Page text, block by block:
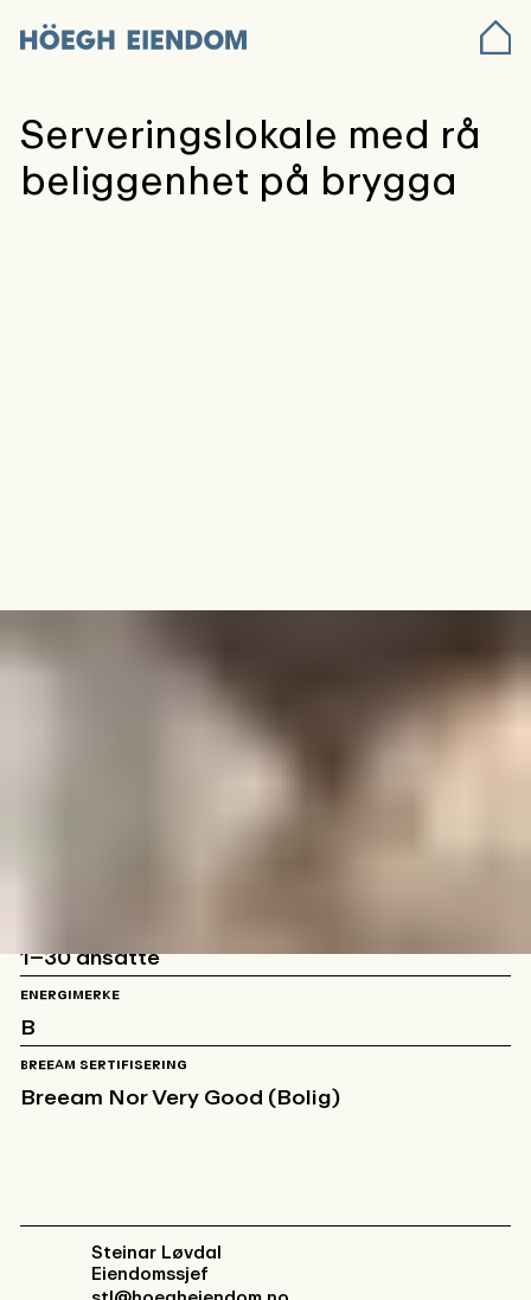
Serveringslokale med rå
beliggenhet på brygga
1–30ansatte
ENERGIMERKE
B
BREEAM SERTIFISERING
Breeam Nor Very Good (Bolig)
Steinar Løvdal
Eiendomssjef